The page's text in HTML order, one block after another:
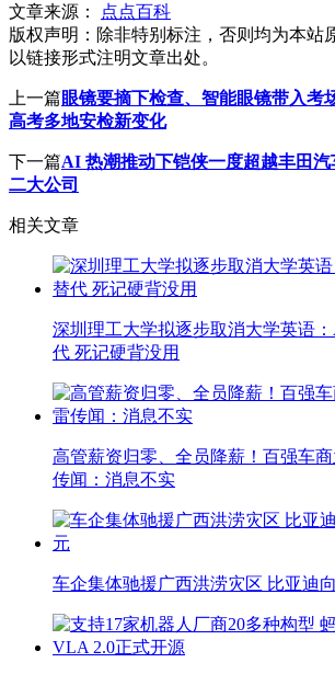
文章来源：
点点百科
版权声明： 除非特别标注，否则均为本站
以链接形式注明文章出处。
上一篇眼镜要摘下检查、智能眼镜带入考
高考多地安检新变化
下一篇AI 热潮推动下铠侠一度超越丰田
二大公司
相关文章
深圳理工大学拟逐步取消大学英语
代 死记硬背没用
高管薪资归零、全员降薪！百强车
传闻：消息不实
车企集体驰援广西洪涝灾区 比亚迪